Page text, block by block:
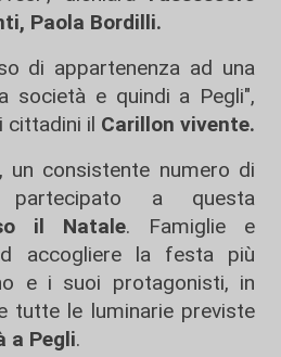
Paola Bordilli.
di appartenenza ad una
società e quindi a Pegli",
cittadini il Carillon vivente.
un consistente numero di
partecipato a questa
il Natale. Famiglie e
accogliere la festa più
e i suoi protagonisti, in
tutte le luminarie previste
a Pegli.